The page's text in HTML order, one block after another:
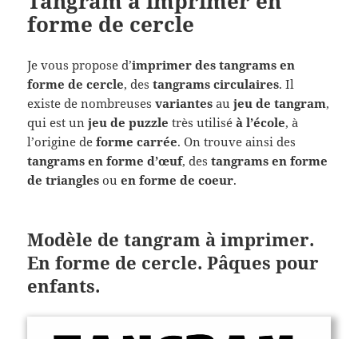
forme de cercle
Je vous propose d’imprimer des tangrams en
forme de cercle, destangrams circulaires. Il
existe de nombreusesvariantes au jeu de tangram,
qui est unjeu de puzzle très utiliséà l’école, à
l’origine deforme carrée. On trouve ainsi des
tangrams en forme d’œuf, destangrams en forme
de triangles ouen forme de coeur.
Modèle de tangram à imprimer.
En forme de cercle. Pâques pour
enfants.